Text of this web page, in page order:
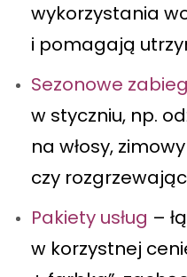
wykorzystania
i pomagają
Sezonowe
w styczniu, np.
na włosy,
czy
Pakiety usług –
w korzystnej